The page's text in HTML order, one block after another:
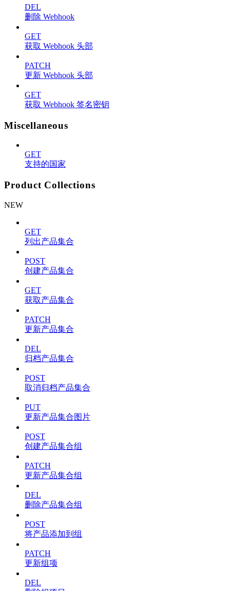
DEL
删除 Webhook
GET
获取 Webhook 头部
PATCH
更新 Webhook 头部
GET
获取 Webhook 签名密钥
Miscellaneous
GET
支持的国家
Product Collections
NEW
GET
列出产品集合
POST
创建产品集合
GET
获取产品集合
PATCH
更新产品集合
DEL
归档产品集合
POST
取消归档产品集合
PUT
更新产品集合图片
POST
创建产品集合组
PATCH
更新产品集合组
DEL
删除产品集合组
POST
将产品添加到组
PATCH
更新组项
DEL